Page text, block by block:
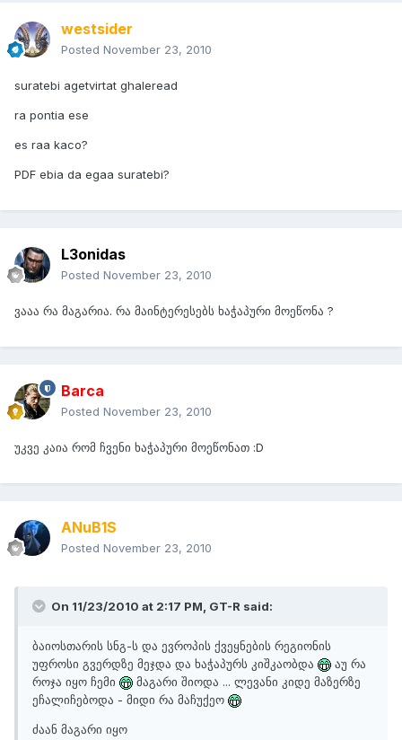
westsider
Posted November 23, 2010
suratebi agetvirtat ghaleread
ra pontia ese
es raa kaco?
PDF ebia da egaa suratebi?
L3onidas
Posted November 23, 2010
ვააა რა მაგარია. რა მაინტერესებს ხაჭაპური მოეწონა ?
Barca
Posted November 23, 2010
უკვე კაია რომ ჩვენი ხაჭაპური მოეწონათ :D
ANuB1S
Posted November 23, 2010
On 11/23/2010 at 2:17 PM, GT-R said:
ბაიოსთარის სნგ-ს და ევროპის ქვეყნების რეგიონის
უფროსი გვერდზე მეჯდა და ხაჭაპურს კიშკაობდა
აუ რა
როჯა იყო ჩემი
მაგარი შიოდა ... ლევანი კიდე მაზერზე
ეჩალიჩებოდა - მიდი რა მაჩუქეო
ძაან მაგარი იყო